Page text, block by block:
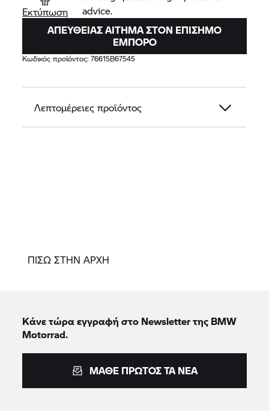
Εκτύπωση
advice.
ΑΠΕΥΘΕΊΑΣ ΑΊΤΗΜΑ ΣΤΟΝ ΕΠΊΣΗΜΟ
ΈΜΠΟΡΟ
Κωδικός προϊόντος:76615B67545
Λεπτομέρειες προϊόντος
ΠΙΣΩ ΣΤΗΝ ΑΡΧΗ
Κάνε τώρα εγγραφή στο Newsletter της BMW
Motorrad.
ΜΆΘΕ ΠΡΏΤΟΣ ΤΑ ΝΈΑ